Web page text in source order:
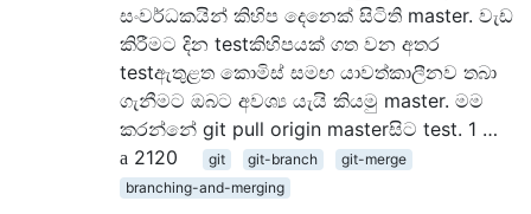
සංවර්ධකයින් කිහිප දෙනෙක් සිටිති master. වැඩ
කිරීමට දින testකිහිපයක් ගත වන අතර
testඇතුළත කොමිස් සමඟ යාවත්කාලීනව තබා
ගැනීමට ඔබට අවශ්‍ය යැයි කියමු master. මම
කරන්නේ git pull origin masterසිට test. 1 …
2120
git git-branch
git-merge
branching-and-merging